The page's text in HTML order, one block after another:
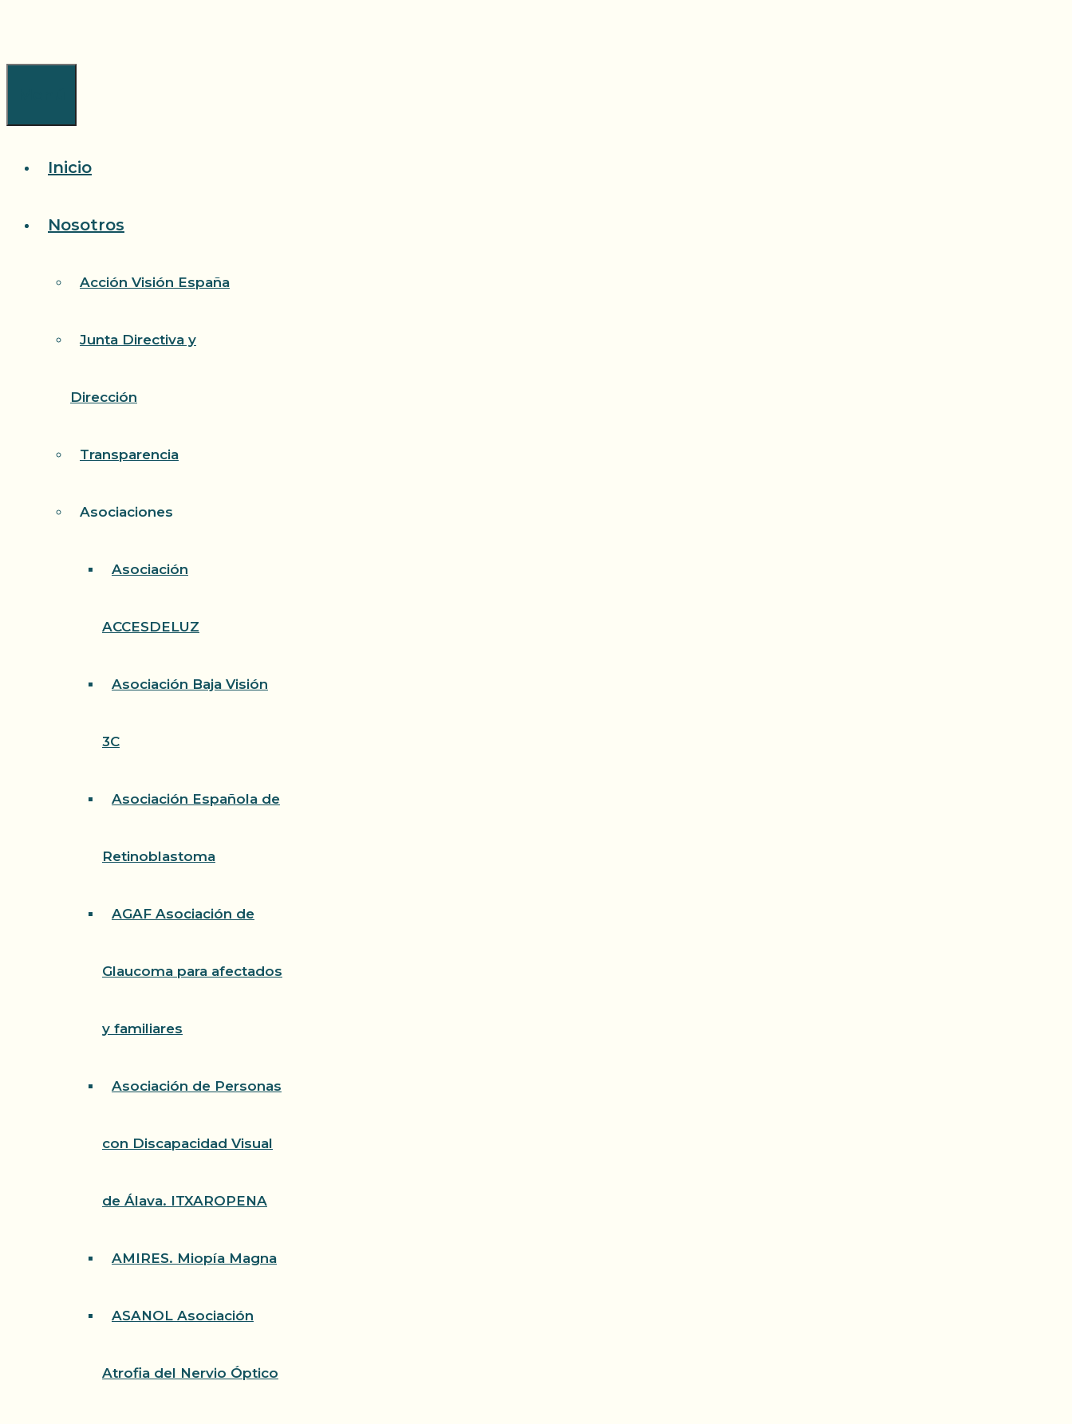
Inicio
Nosotros
Acción Visión España
Junta Directiva y
Dirección
Transparencia
Asociaciones
Asociación
ACCESDELUZ
Asociación Baja Visión
3C
Asociación Española de
Retinoblastoma
AGAF Asociación de
Glaucoma para afectados
y familiares
Asociación de Personas
con Discapacidad Visual
de Álava. ITXAROPENA
AMIRES. Miopía Magna
ASANOL Asociación
Atrofia del Nervio Óptico